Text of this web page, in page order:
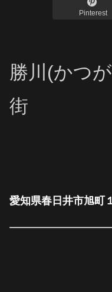
Pinterest
勝川(かつ
街
愛知県春日井市旭町